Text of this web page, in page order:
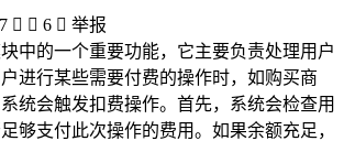
  6  举报
中的一个重要功能，它主要负责处理用户
进行某些需要付费的操作时，如购买商
统会触发扣费操作。首先，系统会检查用
够支付此次操作的费用。如果余额充足，